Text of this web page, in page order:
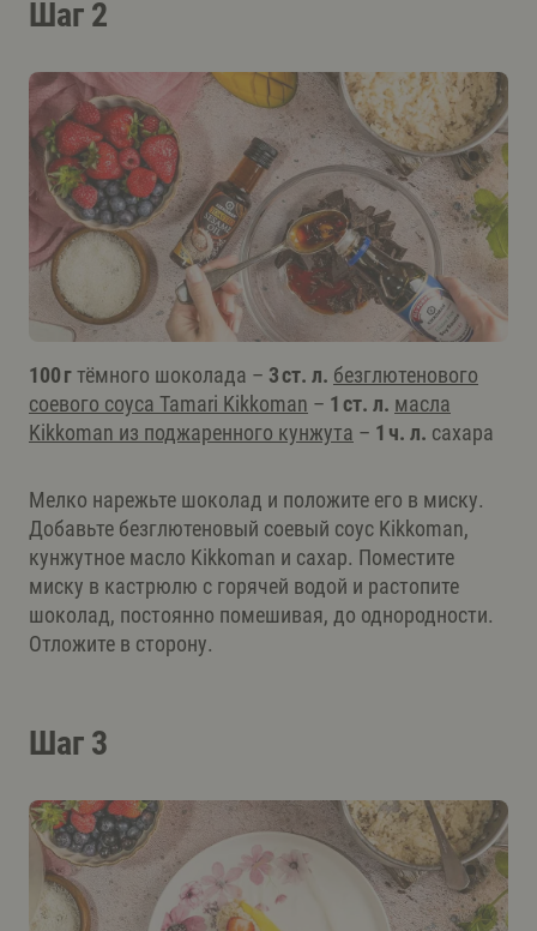
Шаг 2
100 гтёмного шоколада – 3 ст. л. безглютенового
соевого соуса Tamari Kikkoman – 1 ст. л. масла
Kikkoman из поджаренного кунжута – 1 ч. л. сахара
Мелко нарежьте шоколад и положите его в миску.
Добавьте безглютеновый соевый соус Kikkoman,
кунжутное масло Kikkoman и сахар. Поместите
миску в кастрюлю с горячей водой и растопите
шоколад, постоянно помешивая, до однородности.
Отложите в сторону.
Шаг 3